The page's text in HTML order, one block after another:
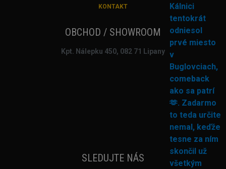
KONTAKT
OBCHOD / SHOWROOM
Kpt. Nálepku 450, 082 71 Lipany
SLEDUJTE NÁS